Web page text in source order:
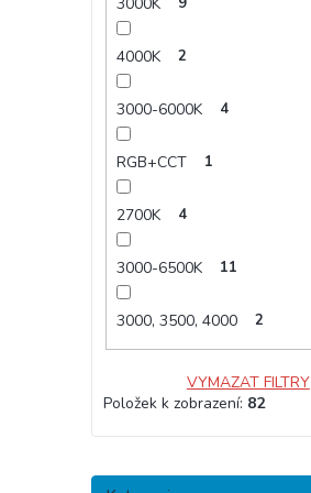
3000K
4000K 2
3000-6000K 4
RGB+CCT 1
2700K 4
3000-6500K 11
3000, 3500, 4000 2
VYMAZAT FILTRY
Položek k zobrazení: 82
Přeskočit